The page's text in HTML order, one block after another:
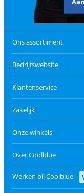
Ons assortiment
Bedrijfswebsite
Klantenservice
Zakelijk
Onze winkels
Over Coolblue
Werken bij Coolblue